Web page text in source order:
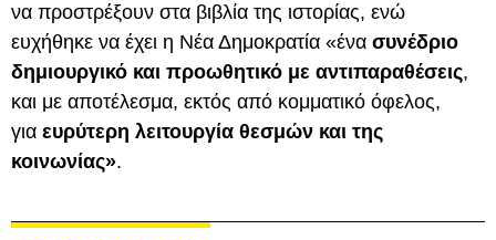
να προστρέξουν στα βιβλία της ιστορίας, ενώ
ευχήθηκε να έχει η Νέα Δημοκρατία «ένα συνέδριο
δημιουργικό και προωθητικό με αντιπαραθέσεις,
και με αποτέλεσμα, εκτός από κομματικό όφελος,
για ευρύτερη λειτουργία θεσμών και της
κοινωνίας».